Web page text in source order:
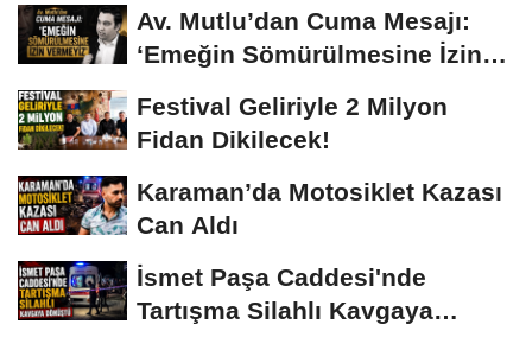
Av. Mutlu’dan Cuma Mesajı:
‘Emeğin Sömürülmesine İzin
Festival Geliriyle 2 Milyon
Fidan Dikilecek!
Karaman’da Motosiklet Kazası
Can Aldı
İsmet Paşa Caddesi'nde
Tartışma Silahlı Kavgaya